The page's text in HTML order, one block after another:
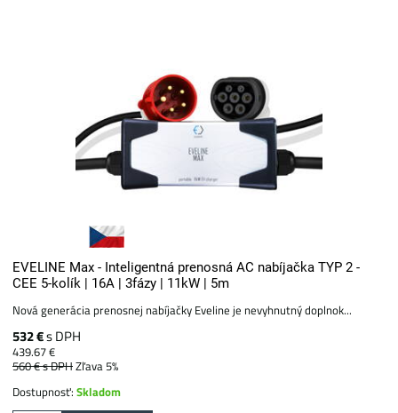
EVELINE Max - Inteligentná prenosná AC nabíjačka TYP 2 -
CEE 5-kolík | 16A | 3fázy | 11kW | 5m
Nová generácia prenosnej nabíjačky Eveline je nevyhnutný doplnok...
532 €s DPH
439.67 €
560 €s DPHZľava 5%
Dostupnosť:Skladom